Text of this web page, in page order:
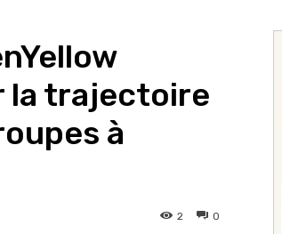
la trajectoire
à
0
2